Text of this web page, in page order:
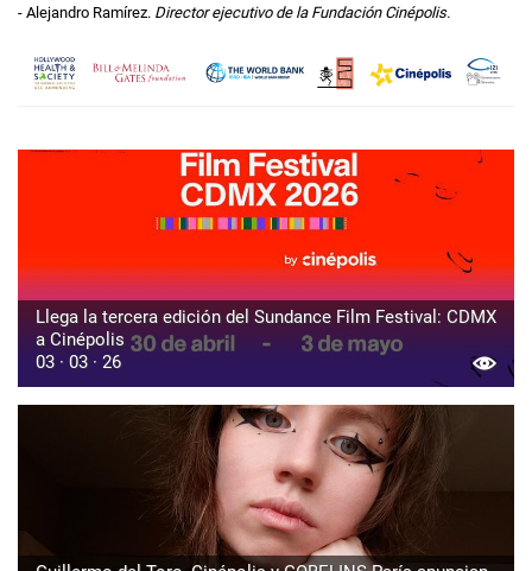
- Alejandro Ramírez. Director ejecutivo de la Fundación Cinépolis.
Llega la tercera edición del Sundance Film Festival: CDMX
a Cinépolis
03 · 03 · 26